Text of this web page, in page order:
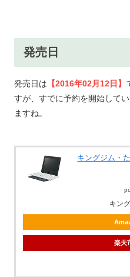
発売日
発売日は 【2016年02月12日】
すが、すでに予約を開始して
ますね。
キングジム・
キン
楽天